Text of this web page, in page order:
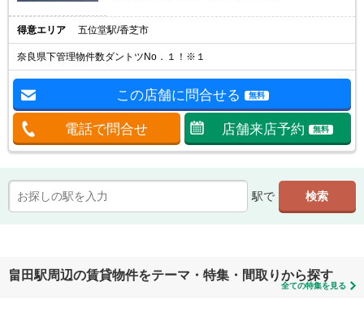
得意エリア 五位堂駅/香芝市
奈良県下管理物件数ダントツNo．１！※１
この店舗に問合せる 無料
電話で問合せ 店舗来店予約 無料
駅で
畠田駅周辺の賃貸物件をテーマ・特集・間取りから探す
全ての特集を見る